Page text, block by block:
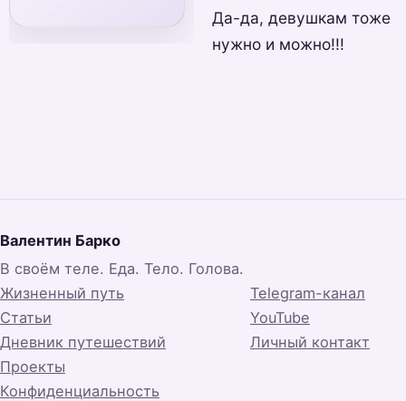
Да-да, девушкам тоже
нужно и можно!!!
Валентин Барко
В своём теле. Еда. Тело. Голова.
Жизненный путь
Статьи
Дневник путешествий
Telegram-канал
YouTube
Личный контакт
Проекты
Конфиденциальность